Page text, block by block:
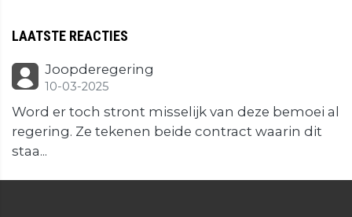
LAATSTE REACTIES
Joopderegering
10-03-2025
Word er toch stront misselijk van deze bemoei al
regering. Ze tekenen beide contract waarin dit
staa...